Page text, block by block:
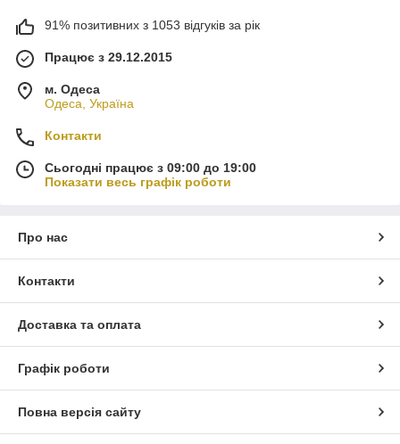
91% позитивних з 1053 відгуків за рік
Працює з 29.12.2015
м. Одеса
Одеса, Україна
Контакти
Сьогодні працює з 09:00 до 19:00
Показати весь графік роботи
Про нас
Контакти
Доставка та оплата
Графік роботи
Повна версія сайту